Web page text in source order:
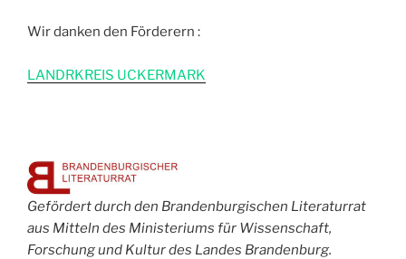
Wir danken den Förderern :
LANDRKREIS UCKERMARK
Gefördert durch den Brandenburgischen Literaturrat
aus Mitteln des Ministeriums für Wissenschaft,
Forschung und Kultur des Landes Brandenburg.